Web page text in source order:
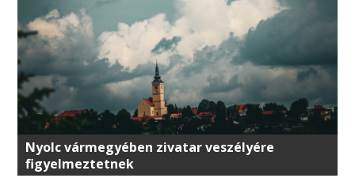
Nyolc vármegyében zivatar veszélyére
figyelmeztetnek